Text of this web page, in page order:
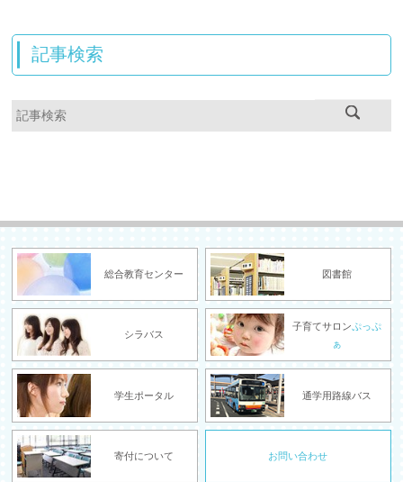
記事検索
総合教育センター 図書館
シラバス
子育てサロンぷっぷ
ぁ
学生ポータル 通学用路線バス
寄付について お問い合わせ